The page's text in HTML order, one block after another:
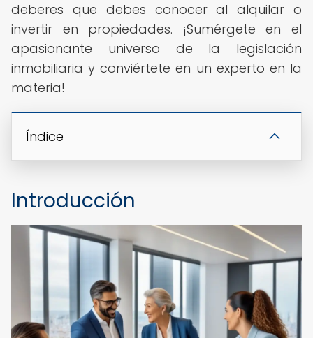
deberes que debes conocer al alquilar o
invertir en propiedades. ¡Sumérgete en el
apasionante universo de la legislación
inmobiliaria y conviértete en un experto en la
materia!
Índice
Introducción